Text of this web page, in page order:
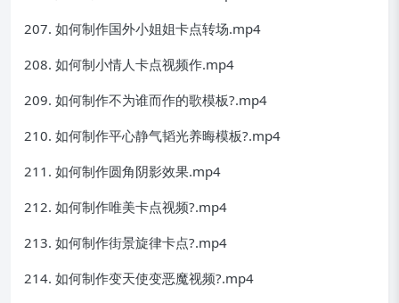
207. 如何制作国外小姐姐卡点转场.mp4
208. 如何制小情人卡点视频作.mp4
209. 如何制作不为谁而作的歌模板?.mp4
210. 如何制作平心静气韬光养晦模板?.mp4
211. 如何制作圆角阴影效果.mp4
212. 如何制作唯美卡点视频?.mp4
213. 如何制作街景旋律卡点?.mp4
214. 如何制作变天使变恶魔视频?.mp4